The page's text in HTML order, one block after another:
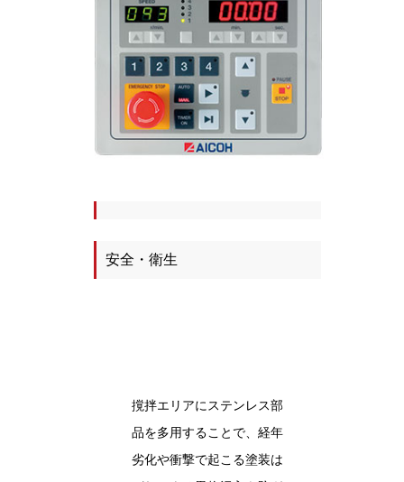
安全・衛生
撹拌エリアにステンレス部
品を多用することで、経年
劣化や衝撃で起こる塗装は